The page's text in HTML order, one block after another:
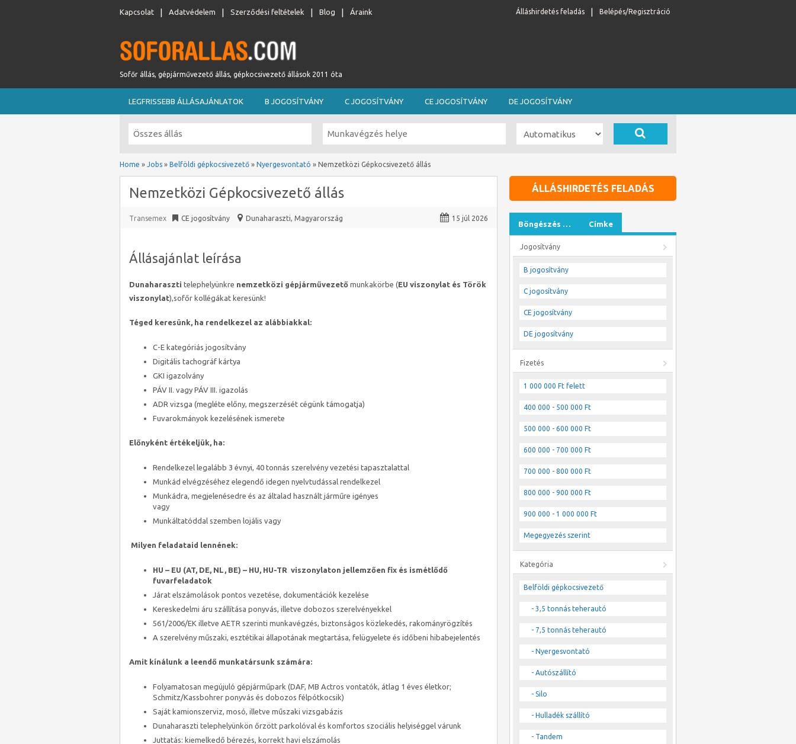
Kapcsolat Adatvédelem Szerződési feltételek Blog Áraink Belépés/Regisztráció
Álláshirdetés feladás
Sofőr állás, gépjárművezető állás, gépkocsivezető állások 2011 óta
LEGFRISSEBB ÁLLÁSAJÁNLATOK B JOGOSÍTVÁNY C JOGOSÍTVÁNY CE JOGOSÍTVÁNY DE JOGOSÍTVÁNY
Home » Jobs » Belföldi gépkocsivezető » Nyergesvontató » Nemzetközi Gépkocsivezető állás
Nemzetközi Gépkocsivezető állás
Transemex CE jogosítvány Dunaharaszti, Magyarország 15 júl 2026
Állásajánlat leírása
Dunaharaszti telephelyünkre nemzetközi gépjárművezető munkakörbe (EU viszonylat és Török
viszonylat),sofőr kollégákat keresünk!
Téged keresünk, ha rendelkezel az alábbiakkal:
C-E kategóriás jogosítvány
Digitális tachográf kártya
GKI igazolvány
PÁV II. vagy PÁV III. igazolás
ADR vizsga (megléte előny, megszerzését cégünk támogatja)
Fuvarokmányok kezelésének ismerete
Előnyként értékeljük, ha:
Rendelkezel legalább 3 évnyi, 40 tonnás szerelvény vezetési tapasztalattal
Munkád elvégzéséhez elegendő idegen nyelvtudással rendelkezel
Munkádra, megjelenésedre és az általad használt járműre igényes
vagy
Munkáltatóddal szemben lojális vagy
Milyen feladataid lennének:
HU – EU (AT, DE, NL, BE) – HU, HU-TR viszonylaton jellemzően fix és ismétlődő
fuvarfeladatok
Járat elszámolások pontos vezetése, dokumentációk kezelése
Kereskedelmi áru szállítása ponyvás, illetve dobozos szerelvényekkel
561/2006/EK illetve AETR szerinti munkavégzés, biztonságos közlekedés, rakományrögzítés
A szerelvény műszaki, esztétikai állapotának megtartása, felügyelete és időbeni hibabejelentés
Amit kínálunk a leendő munkatársunk számára:
Folyamatosan megújuló gépjárműpark (DAF, MB Actros vontatók, átlag 1 éves életkor;
Schmitz/Kassbohrer ponyvás és dobozos félpótkocsik)
Saját kamionszerviz, mosó, illetve műszaki vizsgabázis
Dunaharaszti telephelyünkön őrzött parkolóval és komfortos szociális helyiséggel várunk
Juttatás: kiemelkedő bérezés, korrekt havi elszámolás
ÁLLÁSHIRDETÉS FELADÁS
Böngészés … Címke
Jogosítvány
B jogosítvány
C jogosítvány
CE jogosítvány
DE jogosítvány
Fizetés
1 000 000 Ft felett
400 000 - 500 000 Ft
500 000 - 600 000 Ft
600 000 - 700 000 Ft
700 000 - 800 000 Ft
800 000 - 900 000 Ft
900 000 - 1 000 000 Ft
Megegyezés szerint
Kategória
Belföldi gépkocsivezető
- 3,5 tonnás teherautó
- 7,5 tonnás teherautó
- Nyergesvontató
- Autószállító
- Silo
- Hulladék szállító
- Tandem